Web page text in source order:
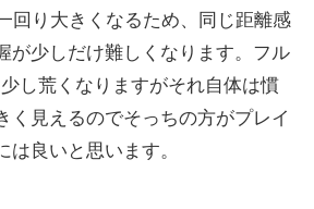
回り大きくなるため、同じ距離感
が少しだけ難しくなります。フル
し荒くなりますがそれ自体は慣
く見えるのでそっちの方がプレイ
は良いと思います。